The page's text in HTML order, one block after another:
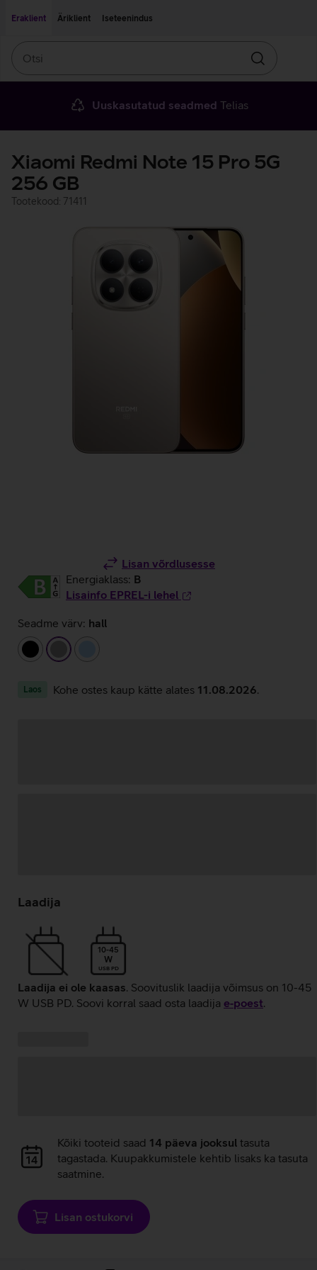
Eraklient
Äriklient Iseteenindus
Otsin
Uuskasutatud seadmed Telias
Xiaomi Redmi Note 15 Pro 5G
256 GB
Tootekood: 71411
Lisan võrdlusesse
Energiaklass: B
Lisainfo EPREL-i lehel
Seadme värv: hall
must
hall
Laos Kohe ostes kaup kätte alates 11.08.2026
laadimine
Laadija
10-45
W
USB PD
Laadija ei ole kaasas. Soovituslik laadija võimsus on 10-45
W USB PD. Soovi korral saad osta laadija e‑poest.
Andmete
laadimine
Kõiki tooteid saad 14 päeva jooksul tasuta
tagastada. Kuupakkumistele kehtib lisaks ka tasuta
saatmine.
Lisan ostukorvi